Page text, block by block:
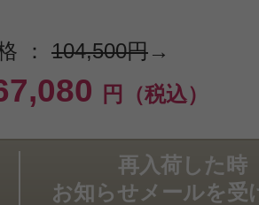
： 104,500円→
円（税込）
再入荷した時
お知らせメールを受